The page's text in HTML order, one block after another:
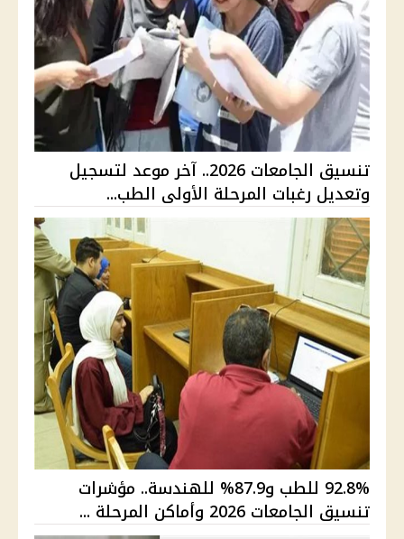
تنسيق الجامعات 2026.. آخر موعد لتسجيل
وتعديل رغبات المرحلة الأولى الطب...
92.8% للطب و87.9% للهندسة.. مؤشرات
تنسيق الجامعات 2026 وأماكن المرحلة ...